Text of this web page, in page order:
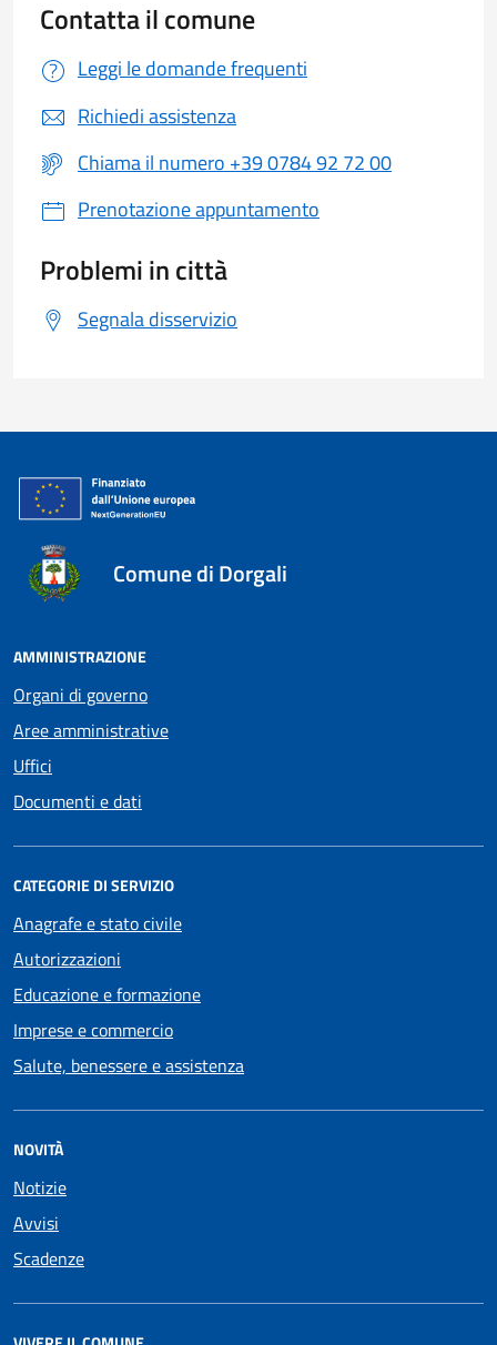
Contatta il comune
Leggi le domande frequenti
Richiedi assistenza
Chiama il numero +39 0784 92 72 00
Prenotazione appuntamento
Problemi in città
Segnala disservizio
Comune di Dorgali
AMMINISTRAZIONE
Organi di governo
Aree amministrative
Uffici
Documenti e dati
CATEGORIE DI SERVIZIO
Anagrafe e stato civile
Autorizzazioni
Educazione e formazione
Imprese e commercio
Salute, benessere e assistenza
NOVITÀ
Notizie
Avvisi
Scadenze